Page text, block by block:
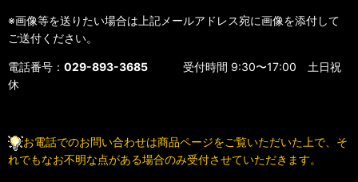
※画像等を送りたい場合は上記メールアドレス宛に画像を添付して
ご送付ください。
電話番号： 029-893-3685 受付時間 9:30〜17:00 土日祝
休
お電話でのお問い合わせは商品ページをご覧いただいた上で、そ
れでもなお不明な点がある場合のみ受付させていただきます。